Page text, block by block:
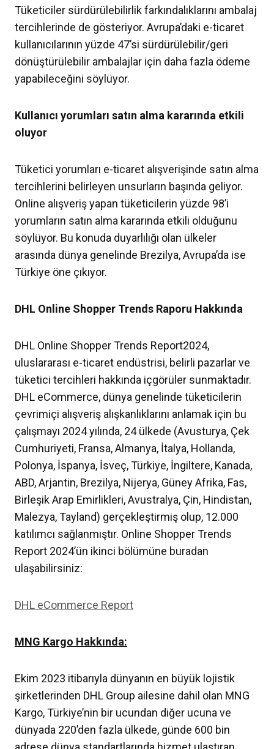
Tüketiciler sürdürülebilirlik farkındalıklarını ambalaj
tercihlerinde de gösteriyor. Avrupa’daki e-ticaret
kullanıcılarının yüzde 47’si sürdürülebilir/geri
dönüştürülebilir ambalajlar için daha fazla ödeme
yapabileceğini söylüyor.
Kullanıcı yorumları satın alma kararında etkili
oluyor
Tüketici yorumları e-ticaret alışverişinde satın alma
tercihlerini belirleyen unsurların başında geliyor.
Online alışveriş yapan tüketicilerin yüzde 98’i
yorumların satın alma kararında etkili olduğunu
söylüyor. Bu konuda duyarlılığı olan ülkeler
arasında dünya genelinde Brezilya, Avrupa’da ise
Türkiye öne çıkıyor.
DHL Online Shopper Trends Raporu Hakkında
DHL Online Shopper Trends Report2024,
uluslararası e-ticaret endüstrisi, belirli pazarlar ve
tüketici tercihleri hakkında içgörüler sunmaktadır.
DHL eCommerce, dünya genelinde tüketicilerin
çevrimiçi alışveriş alışkanlıklarını anlamak için bu
çalışmayı 2024 yılında, 24 ülkede (Avusturya, Çek
Cumhuriyeti, Fransa, Almanya, İtalya, Hollanda,
Polonya, İspanya, İsveç, Türkiye, İngiltere, Kanada,
ABD, Arjantin, Brezilya, Nijerya, Güney Afrika, Fas,
Birleşik Arap Emirlikleri, Avustralya, Çin, Hindistan,
Malezya, Tayland) gerçekleştirmiş olup, 12.000
katılımcı sağlanmıştır. Online Shopper Trends
Report 2024’ün ikinci bölümüne buradan
ulaşabilirsiniz:
DHL eCommerce Report
MNG Kargo Hakkında:
Ekim 2023 itibarıyla dünyanın en büyük lojistik
şirketlerinden DHL Group ailesine dahil olan MNG
Kargo, Türkiye’nin bir ucundan diğer ucuna ve
dünyada 220’den fazla ülkede, günde 600 bin